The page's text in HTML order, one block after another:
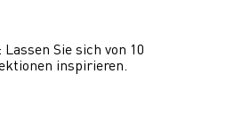
Sie sich von 10
inspirieren.